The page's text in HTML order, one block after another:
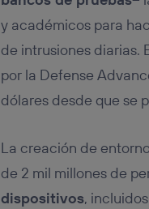
y académicos para
de intrusiones diarias.
por la Defense
dólares desde que se
La creación de
de 2 mil millones de
dispositivos,